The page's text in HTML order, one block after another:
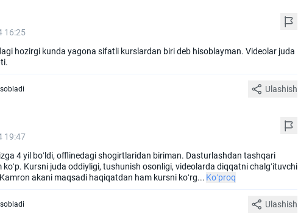
16:25
hozirgi kunda yagona sifatli kurslardan biri deb hisoblayman. Videolar juda
Ulashish
19:47
4 yil boʻldi, offlinedagi shogirtlaridan biriman. Dasturlashdan tashqari
Kursni juda oddiyligi, tushunish osonligi, videolarda diqqatni chalgʻituvchi
akani maqsadi haqiqatdan ham kursni koʻrg... Ko‘proq
Ulashish